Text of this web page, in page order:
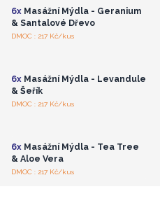
6xMasážní Mýdla - Geranium
& Santalové Dřevo
DMOC : 217 Kč/kus
Přihlaste se nebo se
6xMasážní Mýdla - Levandule
& Šeřík
DMOC : 217 Kč/kus
Přihlaste se nebo se
6xMasážní Mýdla - Tea Tree
& Aloe Vera
DMOC : 217 Kč/kus